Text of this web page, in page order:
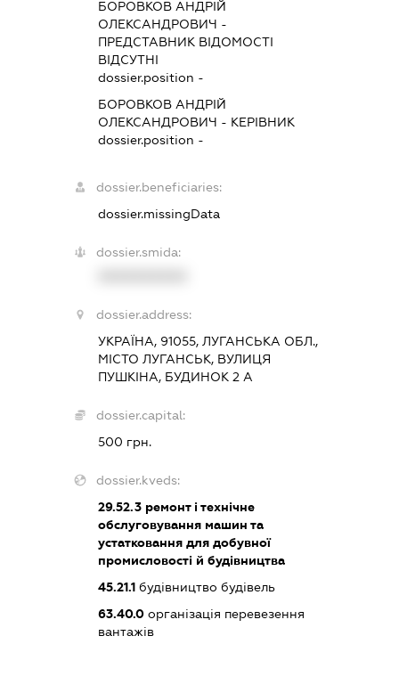
БОРОВКОВ АНДРІЙ
ОЛЕКСАНДРОВИЧ -
ПРЕДСТАВНИК ВІДОМОСТІ
ВІДСУТНІ
dossier.position -
БОРОВКОВ АНДРІЙ
ОЛЕКСАНДРОВИЧ - КЕРІВНИК
dossier.position -
dossier.beneficiaries:
dossier.missingData
dossier.smida:
dossier.address:
УКРАЇНА, 91055, ЛУГАНСЬКА ОБЛ.,
МІСТО ЛУГАНСЬК, ВУЛИЦЯ
ПУШКІНА, БУДИНОК 2 А
dossier.capital:
500 грн.
dossier.kveds:
29.52.3 ремонт і технічне
обслуговування машин та
устатковання для добувної
промисловості й будівництва
45.21.1 будівництво будівель
63.40.0 організація перевезення
вантажів